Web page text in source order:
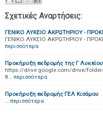
Σχετικές Αναρτήσεις:
ΓΕΝΙΚΟ ΛΥΚΕΙΟ ΑΚΡΩΤΗΡΙΟΥ -
ΓΕΝΙΚΟ ΛΥΚΕΙΟ ΑΚΡΩΤΗΡΙΟΥ -
περισσότερα
Προκήρυξη εκδρομής της Γ
https://drive.google.com/drive/
8… περισσότερα
Προκήρυξη εκδρομής ΓΕΛ Κισάμου
… περισσότερα